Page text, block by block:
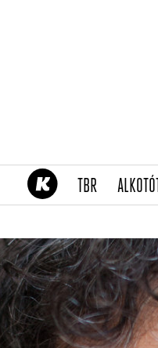
TBR(CURRENT)